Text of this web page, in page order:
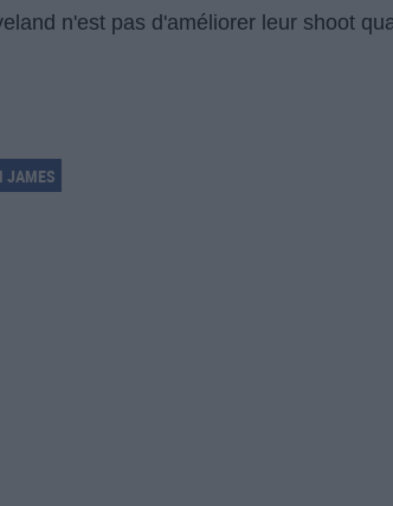
n'est pas d'améliorer leur shoot
JAMES